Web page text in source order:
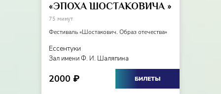
«ЭПОХА ШОСТАКОВИЧА »
75 минут
Фестиваль «Шостакович. Образ отечества»
Ессентуки
Зал имени Ф. И. Шаляпина
2000 ₽ БИЛЕТЫ